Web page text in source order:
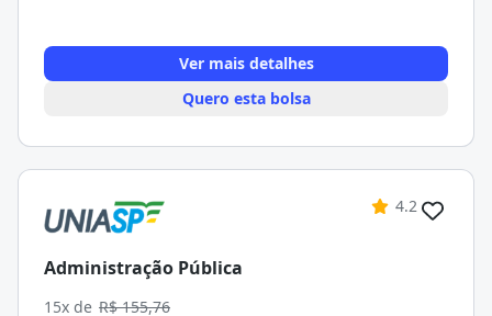
Ver mais detalhes
Quero esta bolsa
4.2
Administração Pública
15x de R$ 155,76